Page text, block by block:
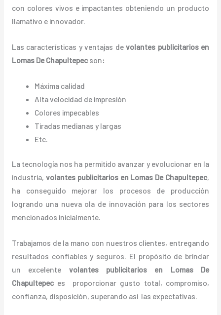
con colores vivos e impactantes obteniendo un producto
llamativo e innovador.
Las características y ventajas devolantes publicitariosen
Lomas De Chapultepec son:
Máxima calidad
Alta velocidad de impresión
Colores impecables
Tiradas medianas y largas
Etc.
La tecnología nos ha permitido avanzar y evolucionar en la
industria, volantespublicitariosen Lomas De Chapultepec,
ha conseguido mejorar los procesos de producción
logrando una nueva ola de innovación para los sectores
mencionados inicialmente.
Trabajamos de la mano con nuestros clientes, entregando
resultados confiables y seguros. El propósito de brindar
un excelente volantespublicitarios en Lomas De
Chapultepec es proporcionar gusto total, compromiso,
confianza, disposición, superando así las expectativas.